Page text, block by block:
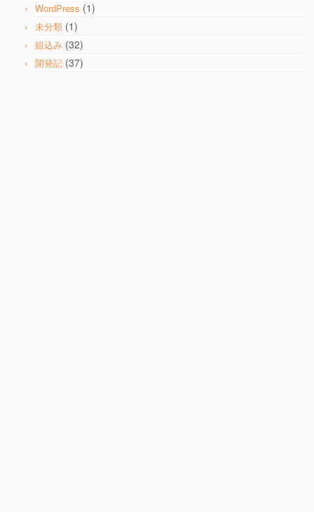
WordPress (1)
未分類 (1)
組込み (32)
開発記 (37)